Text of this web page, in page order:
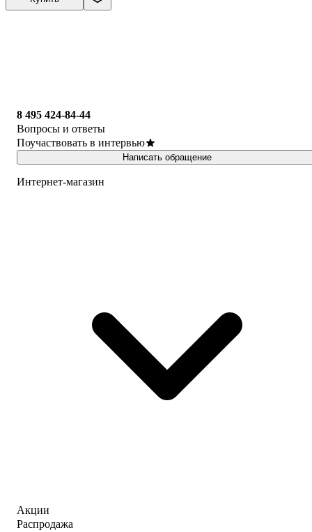
8 495 424-84-44
Вопросы и ответы
Поучаствовать в интервью
Написать обращение
Интернет-магазин
Акции
Распродажа